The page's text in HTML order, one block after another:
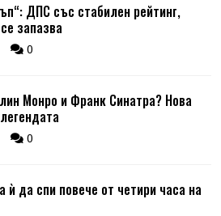
ДПС със стабилен рейтинг,
запазва
0
Монро и Франк Синатра? Нова
0
ѝ да спи повече от четири часа на